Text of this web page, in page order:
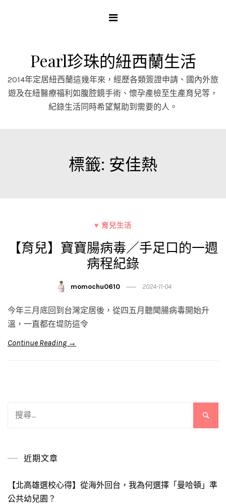
Pearl珍珠的紐西蘭生活
2014年定居紐西蘭這幾年來，經歷各類簽證申請、國內外旅
遊及在紐醫療福利如腹腔鏡手術、懷孕產檢至生產育兒等，
紀錄生活同時希望幫助到需要的人。
標籤: 安佳熱
♥ 育兒生活
【育兒】寶寶腸病毒／手足口的一週
病程紀錄
momochu0610 2024-11-04
今年三月底回到台灣定居後，從四五月聽聞腸病毒開始升
溫，一直都在堤防這令
Continue Reading →
近期文章
【北高雄選校心得】從海外回台，我為何選擇「曼哈頓」準
公共幼兒園？